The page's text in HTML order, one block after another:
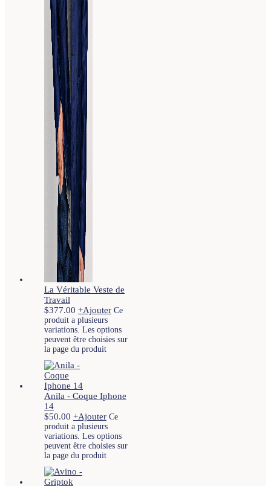
La Véritable Veste de
Travail
$377.00 +Ajouter Ce
produit a plusieurs
variations. Les options
peuvent être choisies sur
la page du produit
Anila - Coque Iphone
14
$50.00 +Ajouter Ce
produit a plusieurs
variations. Les options
peuvent être choisies sur
la page du produit